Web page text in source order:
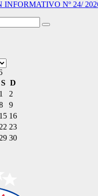
INFORMATIVO Nº 24/
S D
1
2
9
15 16
22 23
29 30